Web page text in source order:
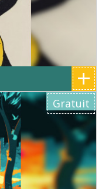
+
Gratuit